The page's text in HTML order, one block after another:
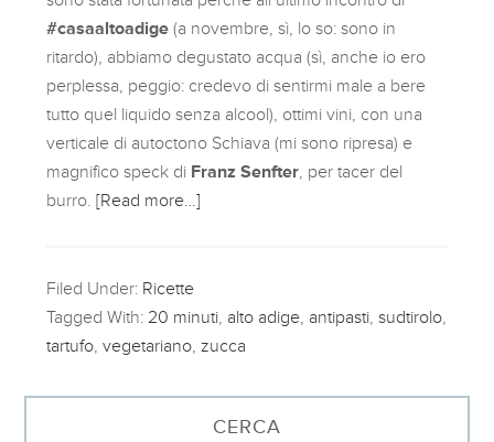
#casaaltoadige (a novembre, sì, lo so: sono in
ritardo), abbiamo degustato acqua (sì, anche io ero
perplessa, peggio: credevo di sentirmi male a bere
tutto quel liquido senza alcool), ottimi vini, con una
verticale di autoctono Schiava (mi sono ripresa) e
magnifico speck di Franz Senfter , per tacer del
burro.[Read more…]
Filed Under: Ricette
Tagged With: 20 minuti alto adige antipasti ,sudtirolo
tartufo ,vegetariano zucca
CERCA